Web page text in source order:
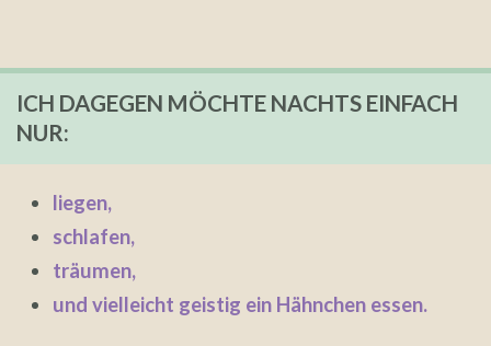
ICH DAGEGEN MÖCHTE NACHTS EINFACH
NUR:
liegen,
schlafen,
träumen,
und vielleicht geistig ein Hähnchen essen.